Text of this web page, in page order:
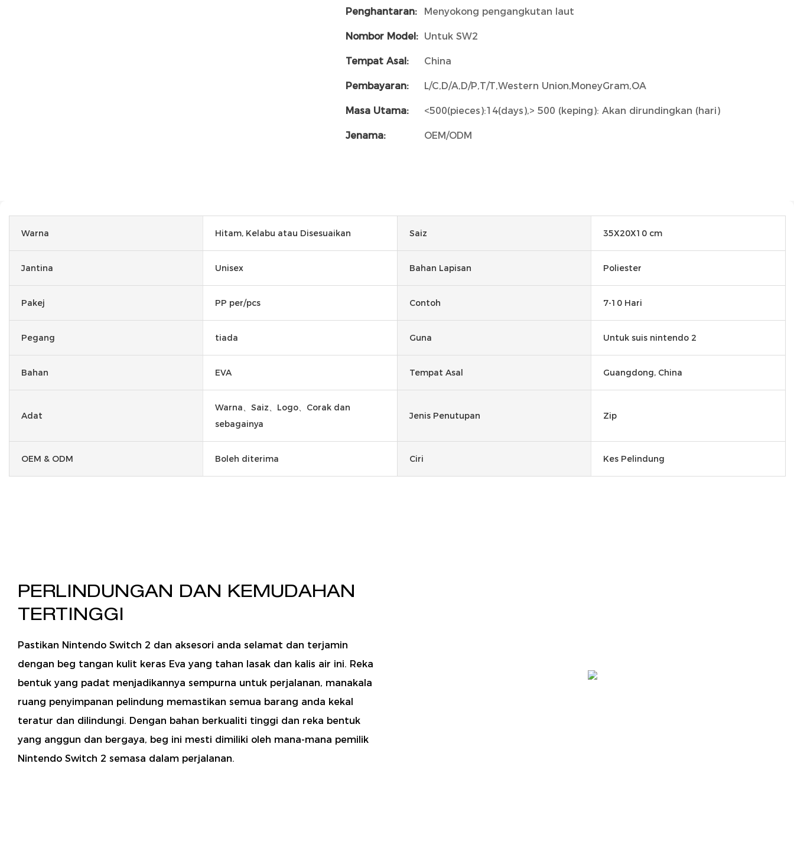
Penghantaran: Menyokong pengangkutan laut
Nombor Model: Untuk SW2
Tempat Asal: China
Pembayaran: L/C,D/A,D/P,T/T,Western Union,MoneyGram,OA
Masa Utama: <500(pieces):14(days),> 500 (keping): Akan dirundingkan (hari)
Jenama: OEM/ODM
Warna Hitam, Kelabu atau Disesuaikan Saiz 35X20X10 cm
Jantina Unisex Bahan Lapisan Poliester
Pakej PP per/pcs Contoh 7-10 Hari
Pegang tiada Guna Untuk suis nintendo 2
Bahan EVA Tempat Asal Guangdong, China
Adat
Warna、Saiz、Logo、Corak dan
sebagainya
Jenis Penutupan Zip
OEM & ODM Boleh diterima Ciri Kes Pelindung
PERLINDUNGAN DAN KEMUDAHAN
TERTINGGI
Pastikan Nintendo Switch 2 dan aksesori anda selamat dan terjamin
dengan beg tangan kulit keras Eva yang tahan lasak dan kalis air ini. Reka
bentuk yang padat menjadikannya sempurna untuk perjalanan, manakala
ruang penyimpanan pelindung memastikan semua barang anda kekal
teratur dan dilindungi. Dengan bahan berkualiti tinggi dan reka bentuk
yang anggun dan bergaya, beg ini mesti dimiliki oleh mana-mana pemilik
Nintendo Switch 2 semasa dalam perjalanan.